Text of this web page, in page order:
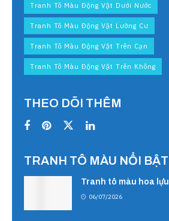
Tranh Tô Màu Động Vật Dưới Nước
Tranh Tô Màu Động Vật Lưỡng Cư
Tranh Tô Màu Động Vật Trên Cạn
Tranh Tô Màu Động Vật Trên Không
THEO DÕI THÊM
TRANH TÔ MÀU NỔI BẬT
Tranh tô màu hoa lựu
06/07/2026